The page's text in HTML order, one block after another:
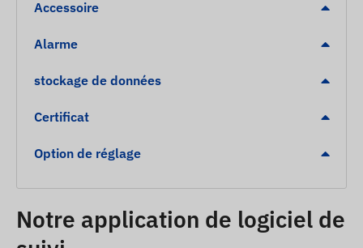
Dépassement de vitesse
Clôture numérique POI (arrivée / départ)
Contenu du paquet
Traceur GPS vélo JUNEO TK906-SA 4G LTE
Collier de fixation
Aiguille SIM
Adaptateur SIM
Guide d’utilisation
Accessoire
Alarme
stockage de données
Certificat
Option de réglage
Notre application de logiciel de